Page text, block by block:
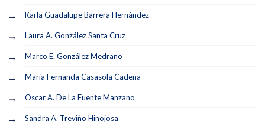
Karla Guadalupe Barrera Hernández
Laura A. González Santa Cruz
Marco E. González Medrano
Maria Fernanda Casasola Cadena
Oscar A. De La Fuente Manzano
Sandra A. Treviño Hinojosa